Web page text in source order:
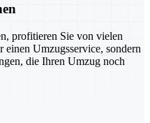
profitieren Sie von vielen
Umzugsservice, sondern
die Ihren Umzug noch